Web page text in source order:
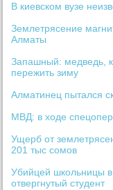
В киевском вузе
Землетрясение
Алматы
Запашный: медведь,
пережить зиму
Алматинец пытался
МВД: в ходе
Ущерб от
201 тыс сомов
Убийцей школьницы в
отвергнутый студент